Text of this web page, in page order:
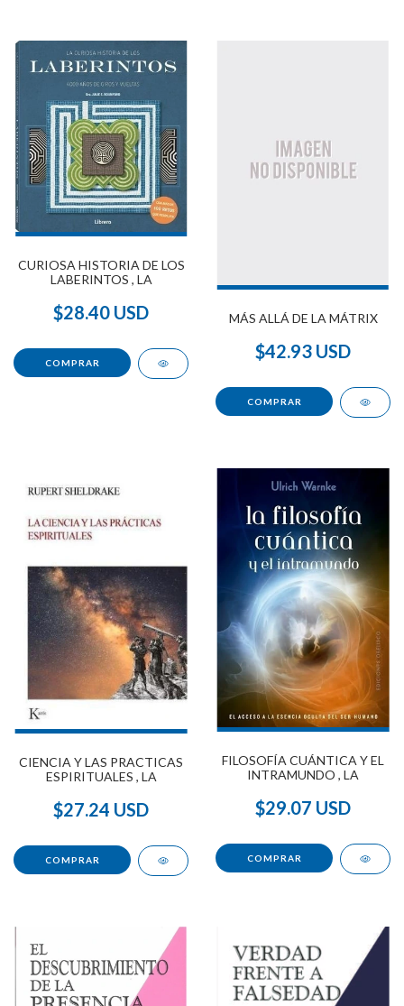
CURIOSA HISTORIA DE LOS
LABERINTOS , LA
$28.40 USD MÁS ALLÁ DE LA MÁTRIX
$42.93 USD
CIENCIA Y LAS PRACTICAS
ESPIRITUALES , LA
$27.24 USD
FILOSOFÍA CUÁNTICA Y EL
INTRAMUNDO , LA
$29.07 USD